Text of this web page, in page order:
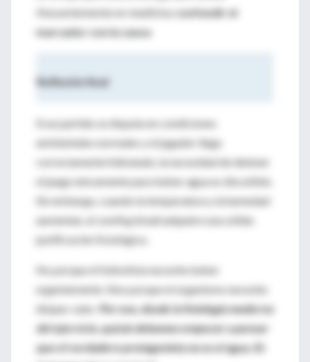
frecuentemente en medicina: confundir el
marcador con la causa
Reflexión final
Si un partido se disputa en condiciones
ambientales normales y el jugador llega
correctamente hidratado, la necesidad de detener
el juego únicamente para beber agua es discutible.
Sin embargo, cuando la temperatura y la humedad
aumentan, el
cooling breakadquiere una sólida
justificación fisiológica.
No porque el futbolista necesite beber
urgentemente. Sino porque el organismo necesita
disipar calor.
Por eso, desde la fisiología moderna
del ejercicio, quizás debamos empezar a pensar
que el verdadero protagonista no es el agua. Es